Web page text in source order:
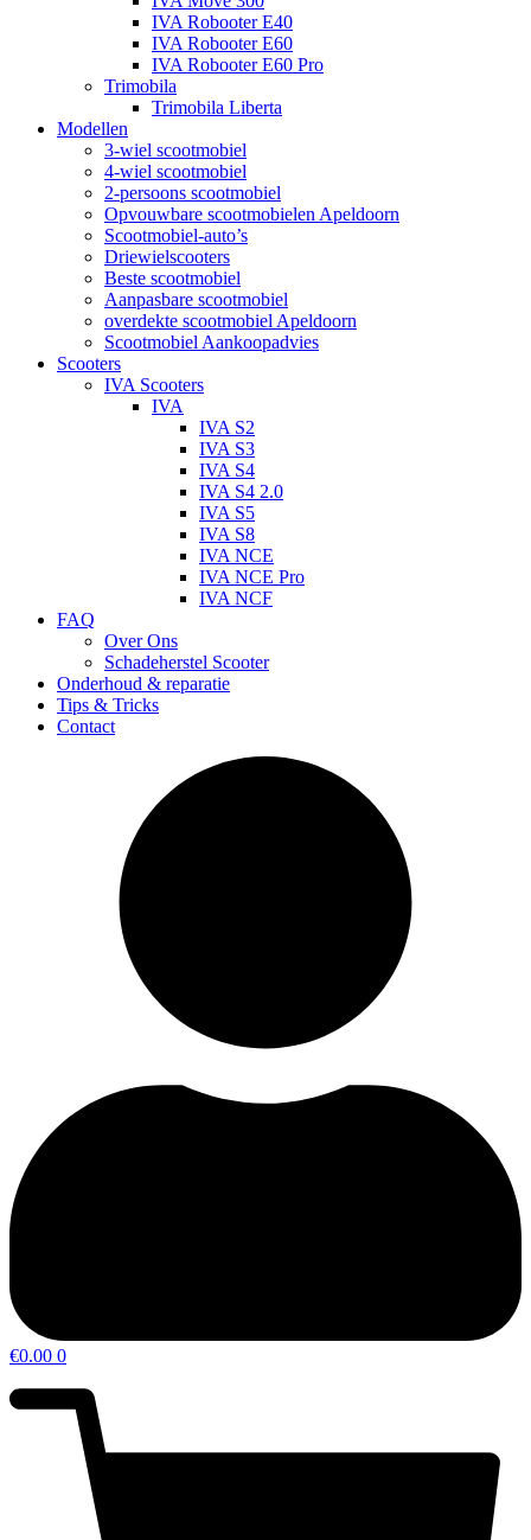
IVA Robooter E40
IVA Robooter E60
IVA Robooter E60 Pro
Trimobila
Trimobila Liberta
Modellen
3-wiel scootmobiel
4-wiel scootmobiel
2-persoons scootmobiel
Opvouwbare scootmobielen Apeldoorn
Scootmobiel-auto’s
Driewielscooters
Beste scootmobiel
Aanpasbare scootmobiel
overdekte scootmobiel Apeldoorn
Scootmobiel Aankoopadvies
Scooters
IVA Scooters
IVA
IVA S2
IVA S3
IVA S4
IVA S4 2.0
IVA S5
IVA S8
IVA NCE
IVA NCE Pro
IVA NCF
FAQ
Over Ons
Schadeherstel Scooter
Onderhoud & reparatie
Tips & Tricks
Contact
€0.00 0